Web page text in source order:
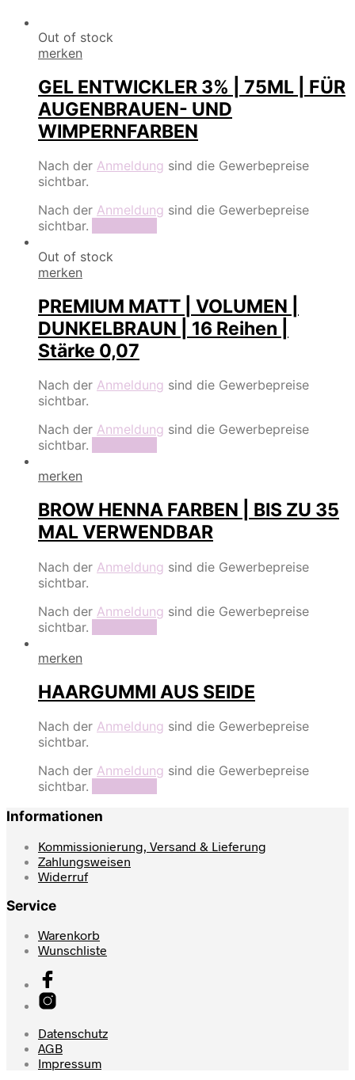
Out of stock
merken
GEL ENTWICKLER 3% | 75ML | FÜR
AUGENBRAUEN- UND
WIMPERNFARBEN
Nach der Anmeldung sind die Gewerbepreise
sichtbar.
Nach der Anmeldung sind die Gewerbepreise
sichtbar.
Out of stock
merken
PREMIUM MATT | VOLUMEN |
DUNKELBRAUN | 16 Reihen |
Stärke 0,07
Nach der Anmeldung sind die Gewerbepreise
sichtbar.
Nach der Anmeldung sind die Gewerbepreise
sichtbar.
merken
BROW HENNA FARBEN | BIS ZU 35
MAL VERWENDBAR
Nach der Anmeldung sind die Gewerbepreise
sichtbar.
Nach der Anmeldung sind die Gewerbepreise
sichtbar.
merken
HAARGUMMI AUS SEIDE
Nach der Anmeldung sind die Gewerbepreise
sichtbar.
Nach der Anmeldung sind die Gewerbepreise
sichtbar.
Informationen
Kommissionierung, Versand & Lieferung
Zahlungsweisen
Widerruf
Service
Warenkorb
Wunschliste
Datenschutz
AGB
Impressum